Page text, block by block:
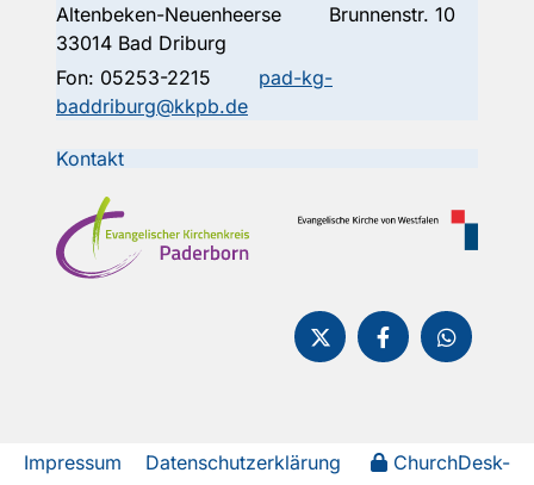
Altenbeken-Neuenheerse Brunnenstr. 10
33014 Bad Driburg
Fon: 05253-2215
pad-kg-
baddriburg@kkpb.de
Kontakt
Impressum Datenschutzerklärung ChurchDesk-